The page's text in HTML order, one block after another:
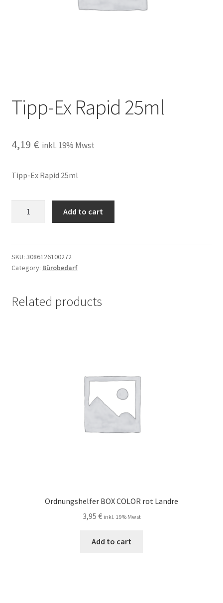
Versand und Zahlungsbedingungen
Widerrufsbelehrung
Tipp-Ex Rapid 25ml
4,19 € inkl. 19% Mwst
Tipp-Ex Rapid 25ml
quantity
Add to cart
SKU: 3086126100272
Category: Bürobedarf
Related products
Ordnungshelfer BOX COLOR rot Landre
3,95 € inkl. 19% Mwst
Add to cart